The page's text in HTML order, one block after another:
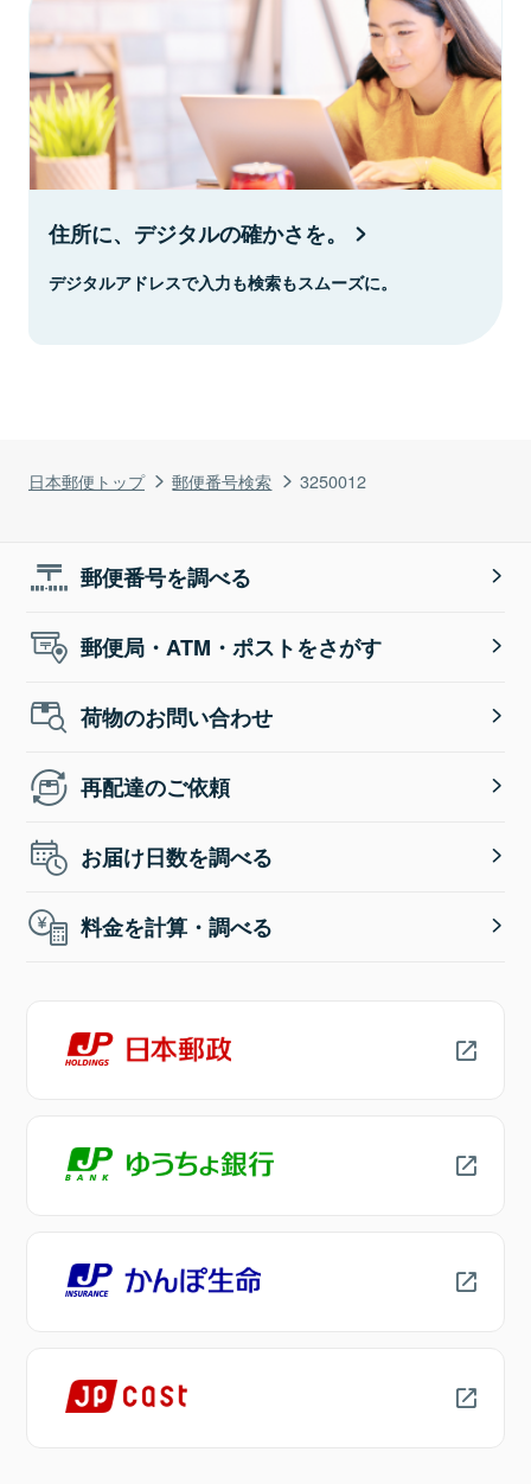
日本郵便トップ 郵便番号検索 3250012
住所に、デジタルの確かさを。
デジタルアドレスで入力も検索もスムーズに。
郵便番号を調べる
郵便局・ATM・ポストをさがす
荷物のお問い合わせ
再配達のご依頼
お届け日数を調べる
料金を計算・調べる